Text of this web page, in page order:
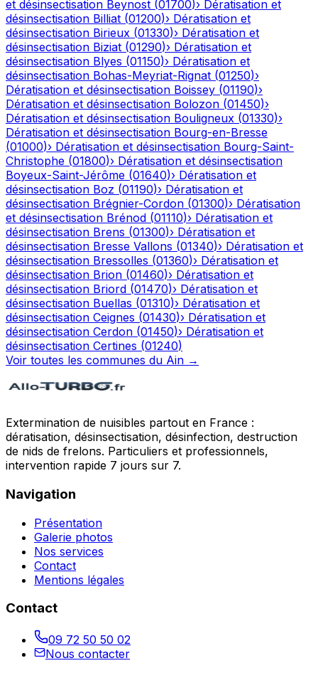
et désinsectisation Beynost (01700)› Dératisation et
désinsectisation Billiat (01200)› Dératisation et
désinsectisation Birieux (01330)› Dératisation et
désinsectisation Biziat (01290)› Dératisation et
désinsectisation Blyes (01150)› Dératisation et
désinsectisation Bohas-Meyriat-Rignat (01250)›
Dératisation et désinsectisation Boissey (01190)›
Dératisation et désinsectisation Bolozon (01450)›
Dératisation et désinsectisation Bouligneux (01330)›
Dératisation et désinsectisation Bourg-en-Bresse
(01000)› Dératisation et désinsectisation Bourg-Saint-
Christophe (01800)› Dératisation et désinsectisation
Boyeux-Saint-Jérôme (01640)› Dératisation et
désinsectisation Boz (01190)› Dératisation et
désinsectisation Brégnier-Cordon (01300)› Dératisation
et désinsectisation Brénod (01110)› Dératisation et
désinsectisation Brens (01300)› Dératisation et
désinsectisation Bresse Vallons (01340)› Dératisation et
désinsectisation Bressolles (01360)› Dératisation et
désinsectisation Brion (01460)› Dératisation et
désinsectisation Briord (01470)› Dératisation et
désinsectisation Buellas (01310)› Dératisation et
désinsectisation Ceignes (01430)› Dératisation et
désinsectisation Cerdon (01450)› Dératisation et
désinsectisation Certines (01240)
Voir toutes les communes du Ain →
Extermination de nuisibles partout en France :
dératisation, désinsectisation, désinfection, destruction
de nids de frelons. Particuliers et professionnels,
intervention rapide 7 jours sur 7.
Navigation
Présentation
Galerie photos
Nos services
Contact
Mentions légales
Contact
09 72 50 50 02
Nous contacter